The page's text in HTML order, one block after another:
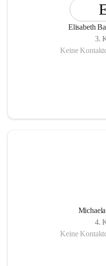
Elisabeth
3.
Keine
4.
Keine